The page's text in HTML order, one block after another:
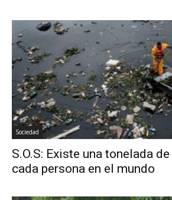
Sociedad
S.O.S: Existe una tonelada
cada persona en el mundo